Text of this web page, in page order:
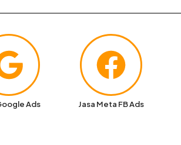
Ads Jasa Meta FB Ads